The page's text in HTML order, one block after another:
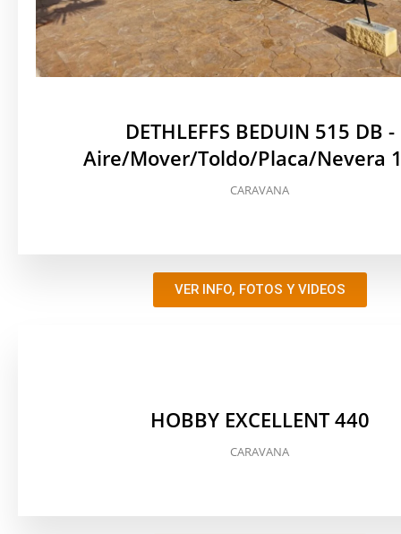
DETHLEFFS BEDUIN 515 DB -
Aire/Mover/Toldo/Placa/Nevera
CARAVANA
VER INFO, FOTOS Y VIDEOS
HOBBY EXCELLENT 440
CARAVANA